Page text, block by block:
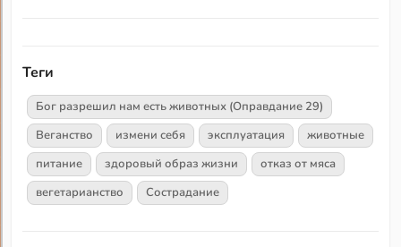
Теги
Бог разрешил нам есть животных (Оправдание 29)
Веганство
измени себя эксплуатация
животные
питание
здоровый образ жизни
отказ от мяса
вегетарианство
Сострадание